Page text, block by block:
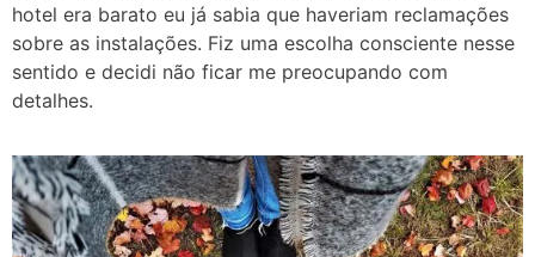
hotel era barato eu já sabia que haveriam reclamações
sobre as instalações. Fiz uma escolha consciente nesse
sentido e decidi não ficar me preocupando com
detalhes.